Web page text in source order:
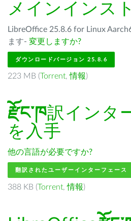
メインインス
LibreOffice 25.8.6 for Linux
ます- 変更しますか?
ダウンロードバージョン 25.8.6
223 MB (Torrent,情報)
རྫོང་ཁ訳インタ
を入手
他の言語が必要ですか?
翻訳されたユーザーインターフェース
388 KB (Torrent,情報)